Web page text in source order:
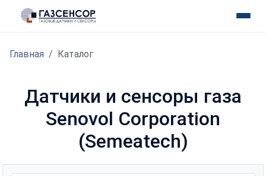
Главная Каталог
Датчики и сенсоры газа
Senovol Corporation
(Semeatech)